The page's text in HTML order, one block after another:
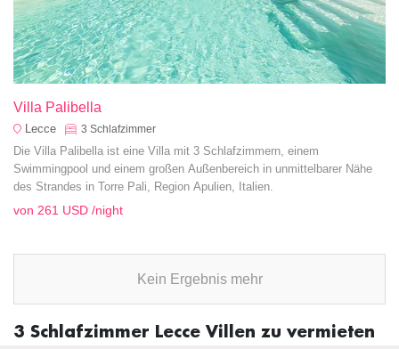
Villa Palibella
Lecce 3 Schlafzimmer
Die Villa Palibella ist eine Villa mit 3 Schlafzimmern, einem
Swimmingpool und einem großen Außenbereich in unmittelbarer Nähe
des Strandes in Torre Pali, Region Apulien, Italien.
von 261 USD /night
Kein Ergebnis mehr
3 Schlafzimmer Lecce Villen zu vermieten